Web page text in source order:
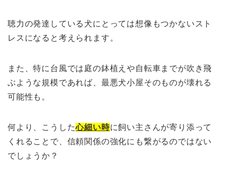
聴力の発達している犬にとっては想像もつかないスト
レスになると考えられます。
また、特に台風では庭の鉢植えや自転車までが吹き飛
ぶような規模であれば、最悪犬小屋そのものが壊れる
可能性も。
何より、こうした心細い時に飼い主さんが寄り添って
くれることで、信頼関係の強化にも繋がるのではない
でしょうか？